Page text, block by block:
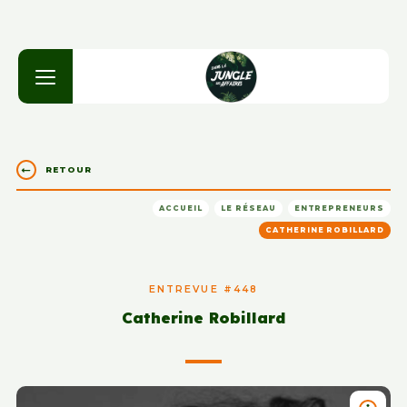
RETOUR
ACCUEIL LE RÉSEAU ENTREPRENEURS
CATHERINE ROBILLARD
ENTREVUE #448
Catherine Robillard